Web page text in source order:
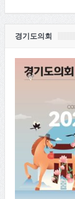
경기도의회